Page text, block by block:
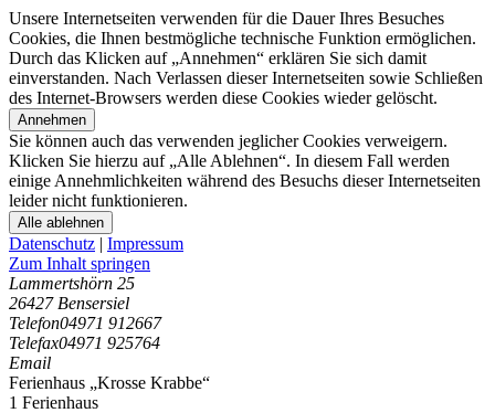
Unsere Internetseiten verwenden für die Dauer Ihres Besuches
Cookies, die Ihnen bestmögliche technische Funktion ermöglichen.
Durch das Klicken auf „Annehmen“ erklären Sie sich damit
einverstanden. Nach Verlassen dieser Internetseiten sowie Schließen
des Internet-Browsers werden diese Cookies wieder gelöscht.
Annehmen
Sie können auch das verwenden jeglicher Cookies verweigern.
Klicken Sie hierzu auf „Alle Ablehnen“. In diesem Fall werden
einige Annehmlichkeiten während des Besuchs dieser Internetseiten
leider nicht funktionieren.
Alle ablehnen
Datenschutz | Impressum
Zum Inhalt springen
Lammertshörn 25
26427 Bensersiel
Telefon04971 912667
Telefax04971 925764
Email
Ferienhaus „Krosse Krabbe“
1 Ferienhaus